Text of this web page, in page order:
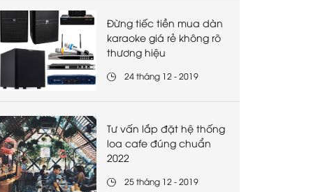
Đừng tiếc tiền mua dàn
karaoke giá rẻ không rõ
thương hiệu
24 tháng 12 - 2019
Tư vấn lắp đặt hệ thống
loa cafe đúng chuẩn
2022
25 tháng 12 - 2019